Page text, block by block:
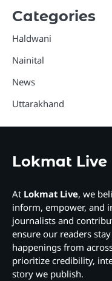
Categories
Haldwani
Nainital
News
Uttarakhand
Lokmat Live
At Lokmat Live, we
inform, empower, and
journalists and
ensure our readers
happenings from
prioritize credibility,
story we publish.